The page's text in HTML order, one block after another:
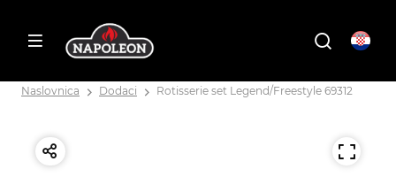
Naslovnica Dodaci Rotisserie set Legend/Freestyle 69312